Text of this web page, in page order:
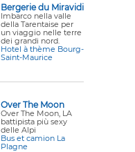
Bergerie du Miravidi
Imbarco nella valle
della Tarentaise per
un viaggio nelle terre
dei grandi nord.
Hotel à thème Bourg-
Saint-Maurice
Over The Moon
Over The Moon, LA
battipista più sexy
delle Alpi
Bus et camion La
Plagne